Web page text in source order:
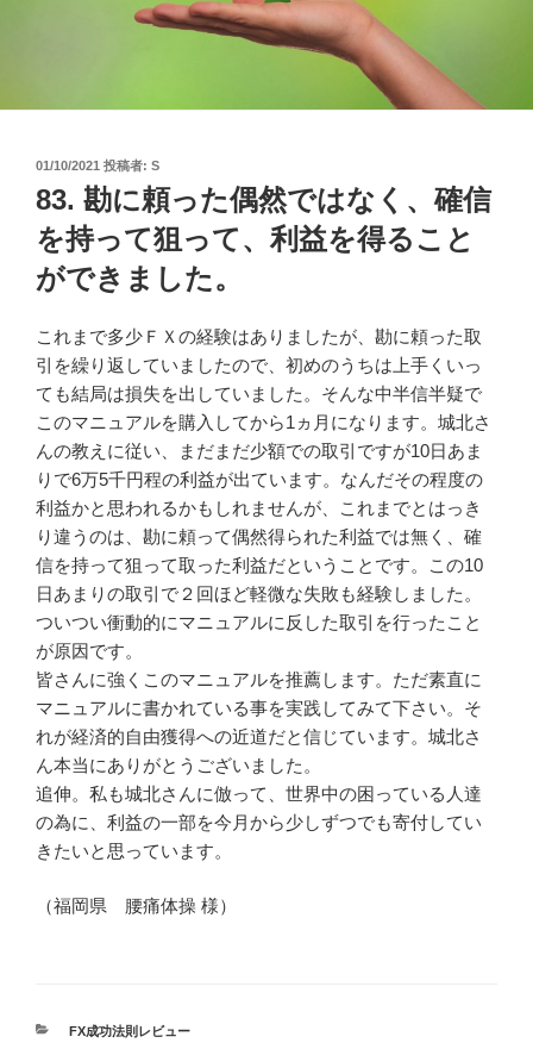
投
日:
01/10/2021 投稿者: S
83. 勘に頼った偶然ではなく、確信
を持って狙って、利益を得ること
ができました。
これまで多少ＦＸの経験はありましたが、勘に頼った取
引を繰り返していましたので、初めのうちは上手くいっ
ても結局は損失を出していました。そんな中半信半疑で
このマニュアルを購入してから1ヵ月になります。城北さ
んの教えに従い、まだまだ少額での取引ですが10日あま
りで6万5千円程の利益が出ています。なんだその程度の
利益かと思われるかもしれませんが、これまでとはっき
り違うのは、勘に頼って偶然得られた利益では無く、確
信を持って狙って取った利益だということです。この10
日あまりの取引で２回ほど軽微な失敗も経験しました。
ついつい衝動的にマニュアルに反した取引を行ったこと
が原因です。
皆さんに強くこのマニュアルを推薦します。ただ素直に
マニュアルに書かれている事を実践してみて下さい。そ
れが経済的自由獲得への近道だと信じています。城北さ
ん本当にありがとうございました。
追伸。私も城北さんに倣って、世界中の困っている人達
の為に、利益の一部を今月から少しずつでも寄付してい
きたいと思っています。
（福岡県 腰痛体操 様）
カ
FX成功法則レビュー